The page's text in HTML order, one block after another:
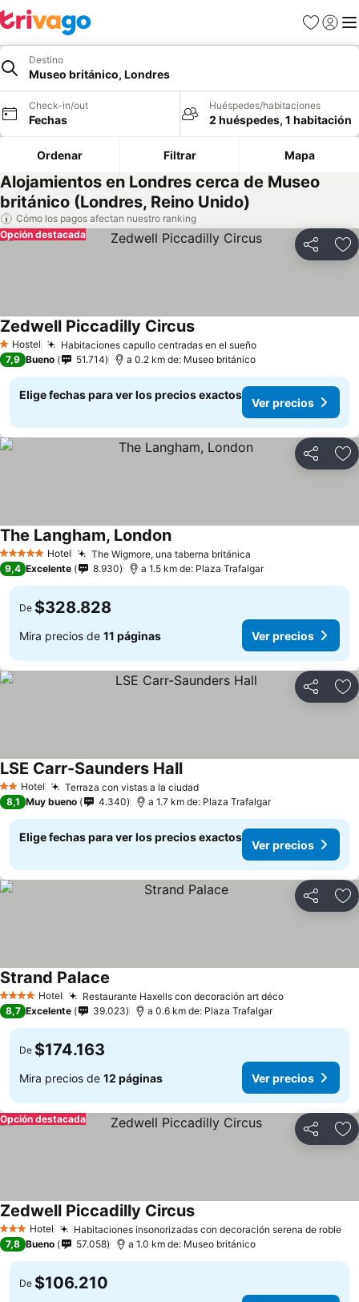
Favoritos
Iniciar
Destino
Museo británico, Londres
Check-in/out
Fechas
Huéspedes/habitaciones
2 huéspedes, 1 habitación
Ordenar Filtrar Mapa
Alojamientos en Londres cerca de Museo
británico (Londres, Reino Unido)
Cómo los pagos afectan nuestro ranking
Compartir
Opción destacada
1 Estrellas
Hostel Habitaciones capullo centradas en el sueño
Zedwell Piccadilly Circus
7,9 Bueno 51.714 a 0.2 km de: Museo británico
Elige fechas para ver los precios exactos
Ver precios
Compartir
5 Estrellas Hotel The Wigmore, una taberna británica
The Langham, London
9,4 Excelente 8.930 a 1.5 km de: Plaza Trafalgar
De $328.828
Mira precios de 11 páginas Ver precios
Compartir
2 Estrellas
Hotel Terraza con vistas a la ciudad
LSE Carr-Saunders Hall
8,1 Muy bueno 4.340 a 1.7 km de: Plaza Trafalgar
Elige fechas para ver los precios exactos
Ver precios
Compartir
4 EstrellasHotel Restaurante Haxells con decoración art déco
Strand Palace
8,7 Excelente 39.023 a 0.6 km de: Plaza Trafalgar
De $174.163
Mira precios de 12 páginas Ver precios
Compartir
Opción destacada
3 Estrellas
Hotel Habitaciones insonorizadas con decoración serena de roble
Zedwell Piccadilly Circus
7,8 Bueno 57.058 a 1.0 km de: Museo británico
De $106.210